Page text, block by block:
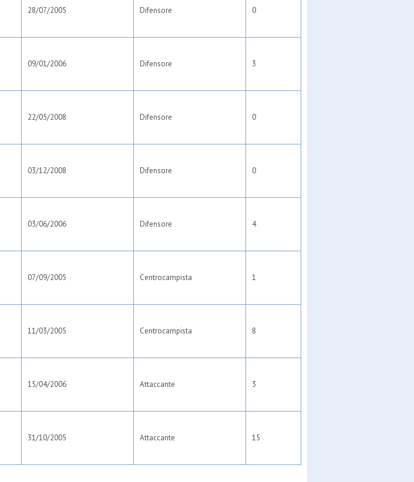
28/07/2005 Difensore 0
09/01/2006 Difensore 3
22/05/2008 Difensore 0
03/12/2008 Difensore 0
03/06/2006 Difensore 4
07/09/2005 Centrocampista 1
11/03/2005 Centrocampista 8
15/04/2006 Attaccante 3
31/10/2005 Attaccante 15